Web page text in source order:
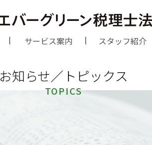
サービス案内 スタッフ紹介
お知らせ／トピックス
TOPICS